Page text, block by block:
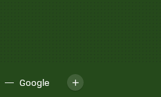
Google